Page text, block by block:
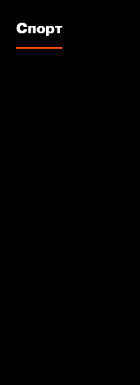
Спорт
Спорт